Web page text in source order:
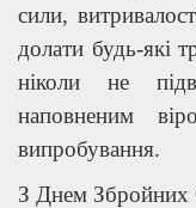
сили,
долати будь-які
ніколи не
наповненим
випробування.
З Днем Збройних